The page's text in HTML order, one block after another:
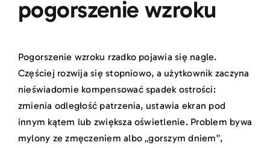
pogorszenie wzroku
Pogorszenie wzroku rzadko pojawia się nagle.
Częściej rozwija się stopniowo, a użytkownik zaczyna
nieświadomie kompensować spadek ostrości:
zmienia odległość patrzenia, ustawia ekran pod
innym kątem lub zwiększa oświetlenie. Problem bywa
mylony ze zmęczeniem albo „gorszym dniem”,